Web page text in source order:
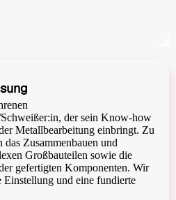
der sein Know-how
Metallbearbeitung einbringt. Zu
Zusammenbauen und
Großbauteilen sowie die
gefertigten Komponenten. Wir
Einstellung und eine fundierte